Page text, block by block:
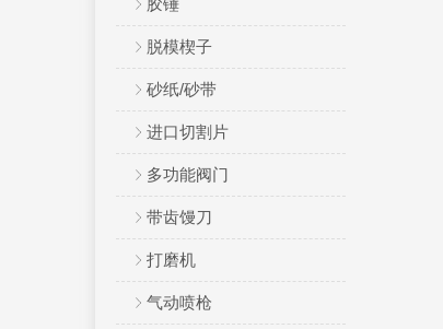
胶锤
脱模楔子
砂纸/砂带
进口切割片
多功能阀门
带齿馒刀
打磨机
气动喷枪